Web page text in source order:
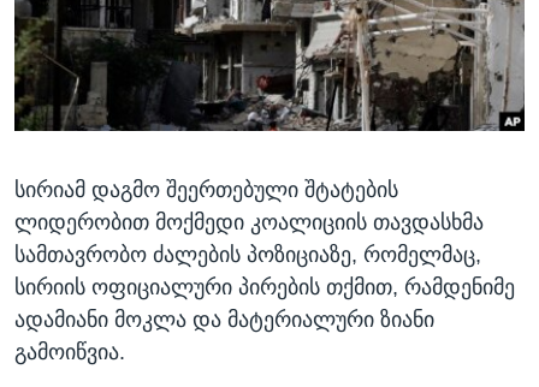
ᲡᲢᲣᲓᲘᲐ ᲕᲐᲨᲘᲜᲒᲢᲝᲜᲘ
ᲔᲙᲝᲜᲝᲛᲘᲙᲐ
ᲯᲐᲜᲛᲠᲗᲔᲚᲝᲑᲐ
ᲛᲔᲪᲜᲘᲔᲠᲔᲑᲐ
ᲙᲣᲚᲢᲣᲠᲐ
ᲒᲐᲚᲘᲚᲔᲝ
ᲓᲔᲖᲘᲜᲤᲝᲠᲛᲐᲪᲘᲐ
Learning English
ᲗᲕᲐᲚᲘ ᲒᲕᲐᲓᲔᲕᲜᲔᲗ
ენები
სირიამ დაგმო შეერთებული შტატების
ლიდერობით მოქმედი კოალიციის თავდასხმა
სამთავრობო ძალების პოზიციაზე, რომელმაც,
სირიის ოფიციალური პირების თქმით, რამდენიმე
ადამიანი მოკლა და მატერიალური ზიანი
გამოიწვია.